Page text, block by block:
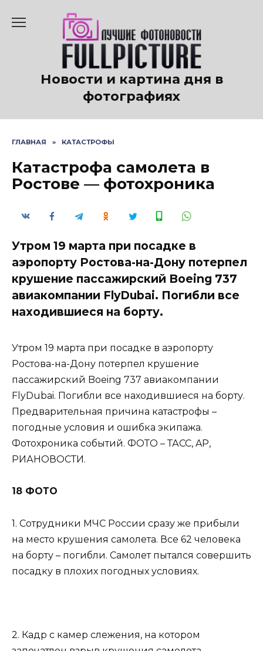
содержанию
Новости и картина дня в
фотографиях
ГЛАВНАЯ » КАТАСТРОФЫ
Катастрофа самолета в
Ростове — фотохроника
Утром 19 марта при посадке в
аэропорту Ростова-на-Дону потерпел
крушение пассажирский Boeing 737
авиакомпании FlyDubai. Погибли все
находившиеся на борту.
Утром 19 марта при посадке в аэропорту
Ростова-на-Дону потерпел крушение
пассажирский Boeing 737 авиакомпании
FlyDubai. Погибли все находившиеся на борту.
Предварительная причина катастрофы –
погодные условия и ошибка экипажа.
Фотохроника событий. ФОТО – ТАСС, AP,
РИАНОВОСТИ.
18 ФОТО
1. Сотрудники МЧС России сразу же прибыли
на место крушения самолета. Все 62 человека
на борту – погибли. Самолет пытался совершить
посадку в плохих погодных условиях.
2. Кадр с камер слежения, на котором